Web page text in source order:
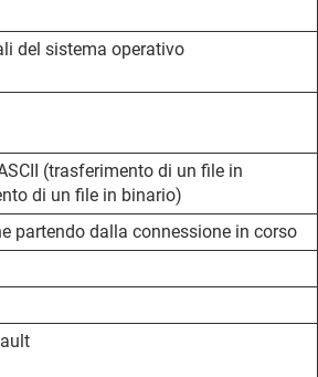
del sistema operativo
(trasferimento di un file in
di un file in binario)
partendo dalla connessione in corso